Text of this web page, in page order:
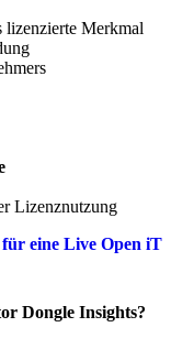
lizenzierte Merkmal
Lizenznutzung
eine Live Open iT
Dongle Insights?